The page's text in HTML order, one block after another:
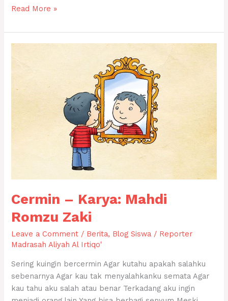
Read More »
Cermin – Karya: Mahdi
Romzu Zaki
Leave a Comment / Berita, Blog Siswa / Reporter
Madrasah Aliyah Al Irtiqo'
Sering kuingin bercermin Agar kutahu apakah salahku
sebenarnya Agar kau tak menyalahkanku semata Agar
kau tahu aku salah atau benar Terkadang aku ingin